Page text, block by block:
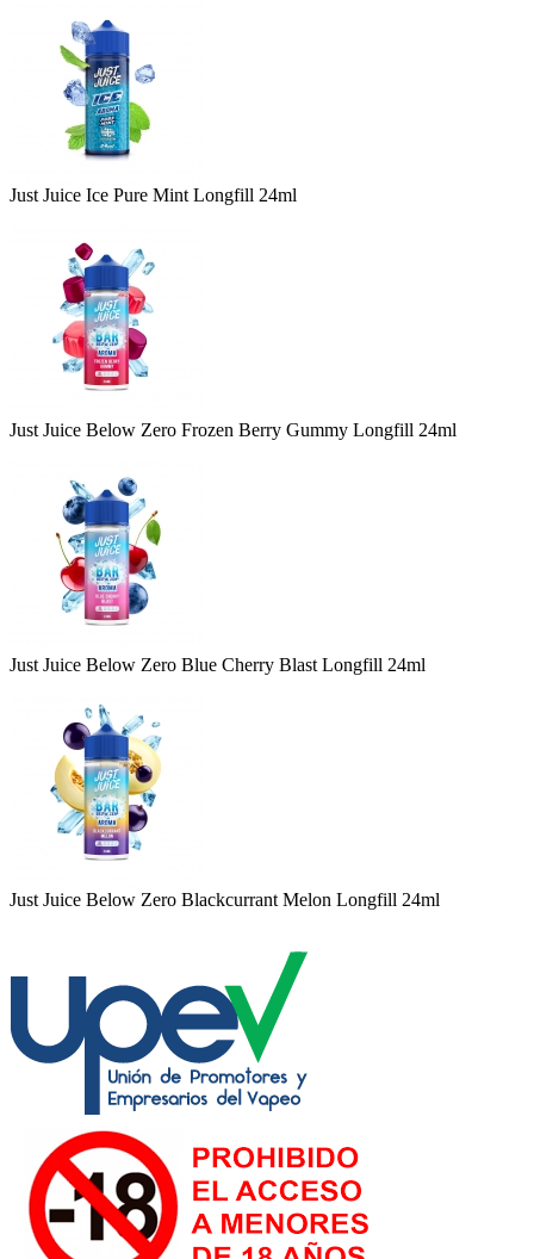
Just Juice Ice Pure Mint Longfill 24ml
Just Juice Below Zero Frozen Berry Gummy Longfill 24ml
Just Juice Below Zero Blue Cherry Blast Longfill 24ml
Just Juice Below Zero Blackcurrant Melon Longfill 24ml